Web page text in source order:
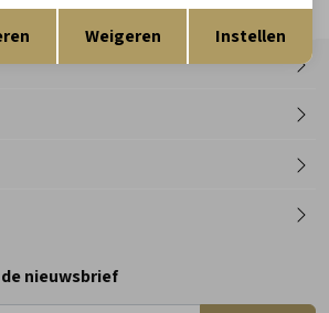
nieuwsbrief
Opslaan
Weigeren Instellen